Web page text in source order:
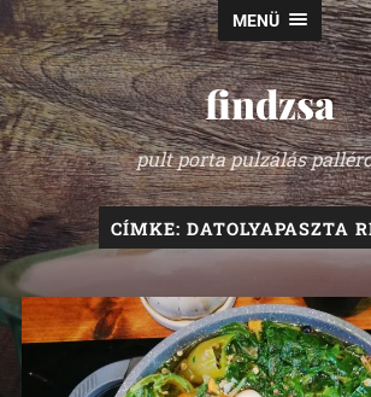
MENÜ
findzsa
pult porta pulzálás
CÍMKE: DATOLYAPASZTA